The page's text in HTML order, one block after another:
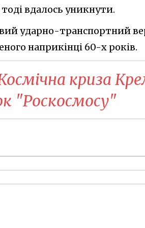
вдалось уникнути.
ударно-транспортний
наприкінці 60-х років.
криза
"Роскосмосу"